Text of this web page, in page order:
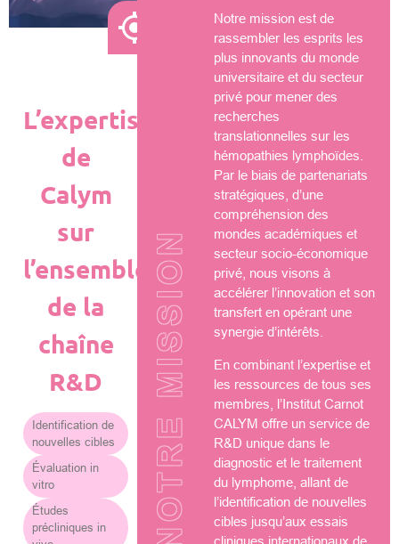
L’expertise
de
Calym
sur
l’ensemble
de la
chaîne
R&D
Identification de
nouvelles cibles
Évaluation in
vitro
Études
précliniques in
NOTRE MISSION
Notre mission est de
rassembler les esprits les
plus innovants du monde
universitaire et du secteur
privé pour mener des
recherches
translationnelles sur les
hémopathies lymphoïdes.
Par le biais de partenariats
stratégiques, d’une
compréhension des
mondes académiques et
secteur socio-économique
privé, nous visons à
accélérer l’innovation et son
transfert en opérant une
synergie d’intérêts.
En combinant l’expertise et
les ressources de tous ses
membres, l’Institut Carnot
CALYM offre un service de
R&D unique dans le
diagnostic et le traitement
du lymphome, allant de
l’identification de nouvelles
cibles jusqu’aux essais
cliniques internationaux de